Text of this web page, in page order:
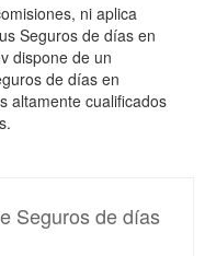
ni aplica
Seguros de días en
dispone de un
de días en
altamente cualificados
Seguros de días